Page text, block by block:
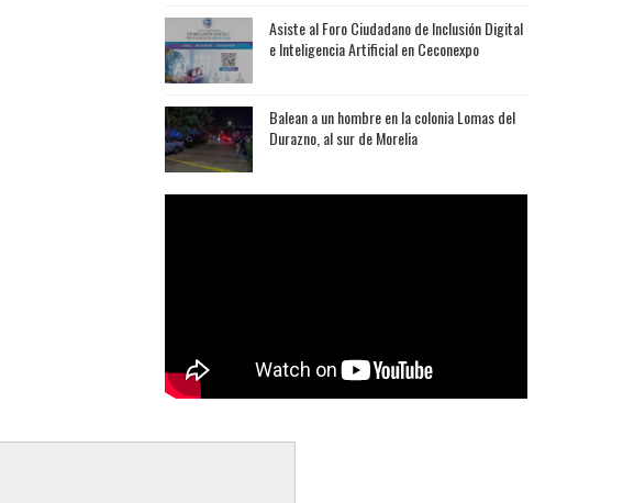
Asiste al Foro Ciudadano de Inclusión Digital
e Inteligencia Artificial en Ceconexpo
Balean a un hombre en la colonia Lomas del
Durazno, al sur de Morelia